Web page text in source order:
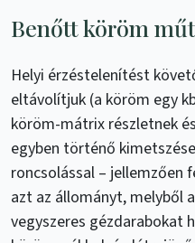
Benőtt köröm
Helyi érzéstelenítést
eltávolítjuk (a köröm egy
köröm-mátrix részletnek
egyben történő
roncsolással – jellemzően
azt az állományt, melyből
vegyszeres gézdarabokat